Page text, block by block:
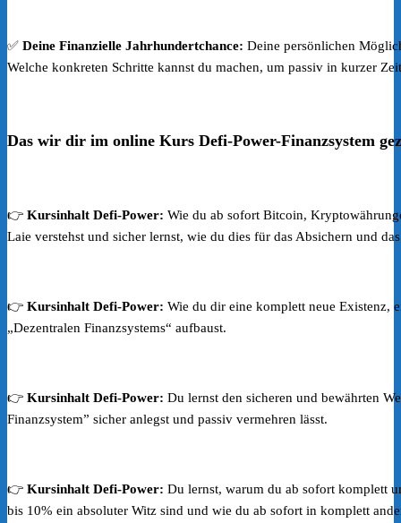
✅ Deine Finanzielle Jahrhundertchance: Deine persönlichen
Welche konkreten Schritte kannst du machen, um passiv in kurzer
Das wir dir im online Kurs Defi-Power-Finanzsystem
👉 Kursinhalt Defi-Power: Wie du ab sofort Bitcoin,
Laie verstehst und sicher lernst, wie du dies für das Absichern und
👉 Kursinhalt Defi-Power: Wie du dir eine komplett neue Existenz,
„Dezentralen Finanzsystems“ aufbaust.
👉 Kursinhalt Defi-Power: Du lernst den sicheren und bewährten
Finanzsystem” sicher anlegst und passiv vermehren lässt.
👉 Kursinhalt Defi-Power: Du lernst, warum du ab sofort komplett
bis 10% ein absoluter Witz sind und wie du ab sofort in komplett